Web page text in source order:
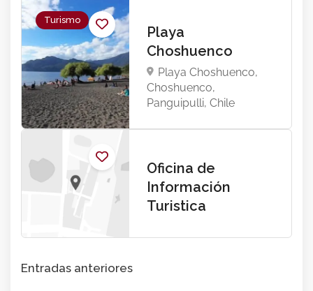
Turismo
Playa
Choshuenco
Playa Choshuenco,
Choshuenco,
Panguipulli, Chile
Oficina de
Información
Turistica
Navegación
Entradas anteriores